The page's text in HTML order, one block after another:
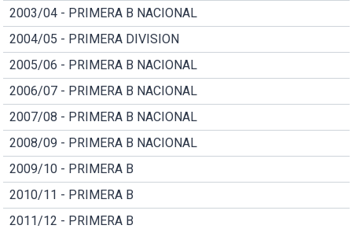
2003/04 - PRIMERA B NACIONAL
2004/05 - PRIMERA DIVISION
2005/06 - PRIMERA B NACIONAL
2006/07 - PRIMERA B NACIONAL
2007/08 - PRIMERA B NACIONAL
2008/09 - PRIMERA B NACIONAL
2009/10 - PRIMERA B
2010/11 - PRIMERA B
2011/12 - PRIMERA B